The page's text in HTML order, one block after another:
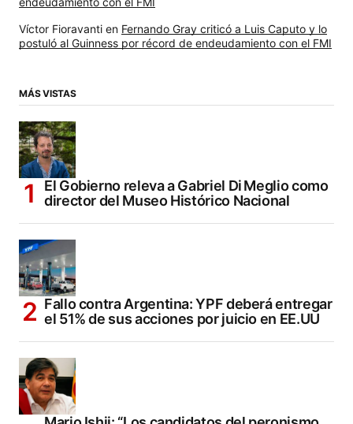
Víctor Fioravanti en Fernando Gray criticó a Luis Caputo y lo
postuló al Guinness por récord de endeudamiento con el FMI
MÁS VISTAS
El Gobierno releva a Gabriel Di Meglio como
director del Museo Histórico Nacional
Fallo contra Argentina: YPF deberá entregar
el 51% de sus acciones por juicio en EE.UU